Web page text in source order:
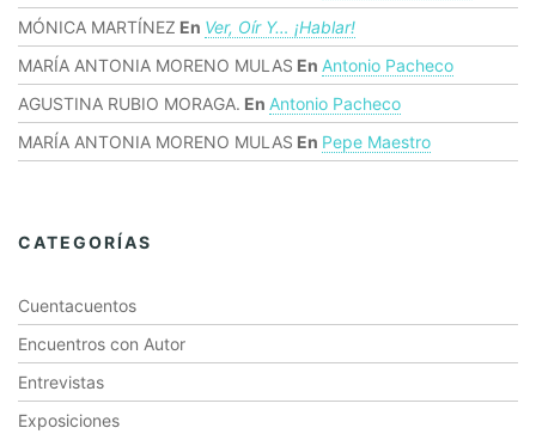
MÓNICA MARTÍNEZ En Ver, Oír Y… ¡hablar!
MARÍA ANTONIA MORENO MULAS En Antonio Pacheco
AGUSTINA RUBIO MORAGA. En Antonio Pacheco
MARÍA ANTONIA MORENO MULAS En Pepe Maestro
CATEGORÍAS
Cuentacuentos
Encuentros con Autor
Entrevistas
Exposiciones